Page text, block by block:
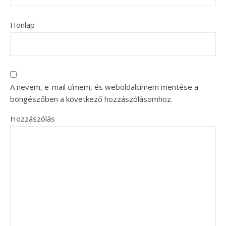
Honlap
A nevem, e-mail címem, és weboldalcímem mentése a
böngészőben a következő hozzászólásomhoz.
Hozzászólás